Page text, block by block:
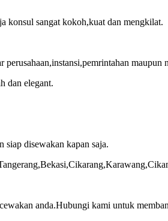
konsul sangat kokoh,kuat dan mengkilat.
maupun
dan elegant.
siap disewakan kapan saja.
anda.Hubungi kami untuk